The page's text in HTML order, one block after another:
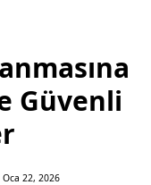
Güvenli
Oca 22, 2026